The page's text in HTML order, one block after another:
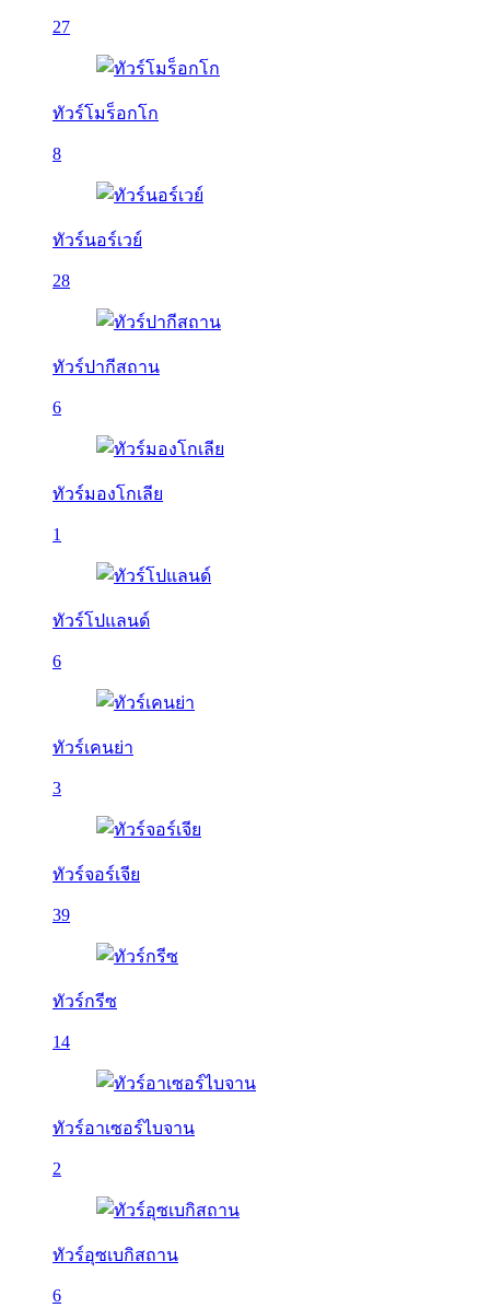
27
ทัวร์โมร็อกโก
8
ทัวร์นอร์เวย์
28
ทัวร์ปากีสถาน
6
ทัวร์มองโกเลีย
1
ทัวร์โปแลนด์
6
ทัวร์เคนย่า
3
ทัวร์จอร์เจีย
39
ทัวร์กรีซ
14
ทัวร์อาเซอร์ไบจาน
2
ทัวร์อุซเบกิสถาน
6